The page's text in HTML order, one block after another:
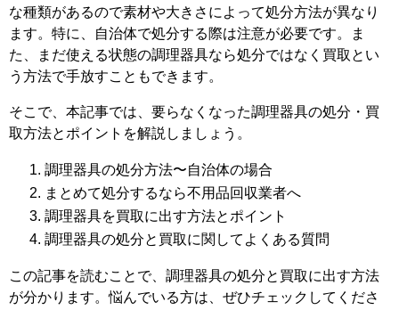
な種類があるので素材や大きさによって処分方法が異なり
ます。特に、自治体で処分する際は注意が必要です。ま
た、まだ使える状態の調理器具なら処分ではなく買取とい
う方法で手放すこともできます。
そこで、本記事では、要らなくなった調理器具の処分・買
取方法とポイントを解説しましょう。
調理器具の処分方法〜自治体の場合
まとめて処分するなら不用品回収業者へ
調理器具を買取に出す方法とポイント
調理器具の処分と買取に関してよくある質問
この記事を読むことで、調理器具の処分と買取に出す方法
が分かります。悩んでいる方は、ぜひチェックしてくださ